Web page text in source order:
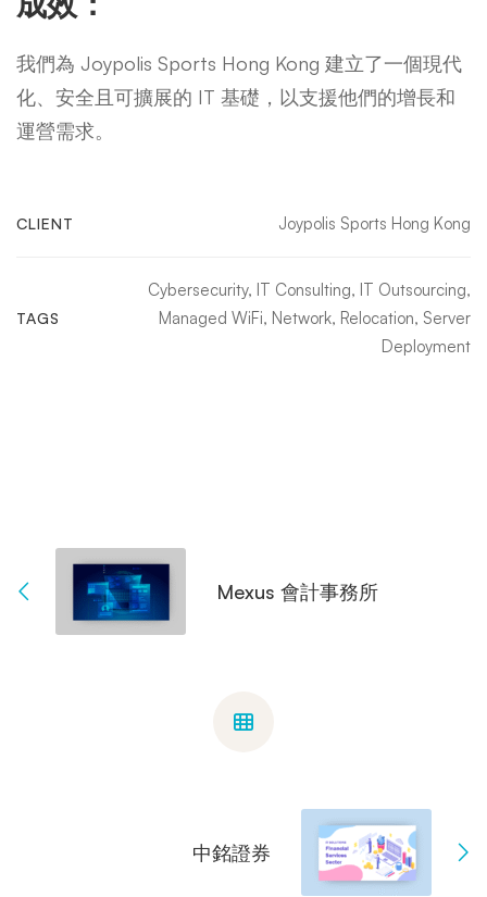
我們為 Joypolis Sports Hong Kong 建立了一個現代
化、安全且可擴展的 IT 基礎，以支援他們的增長和
運營需求。
CLIENT Joypolis Sports Hong Kong
TAGS
Cybersecurity, IT Consulting, IT Outsourcing,
Managed WiFi, Network, Relocation, Server
Deployment
Mexus 會計事務所
中銘證券